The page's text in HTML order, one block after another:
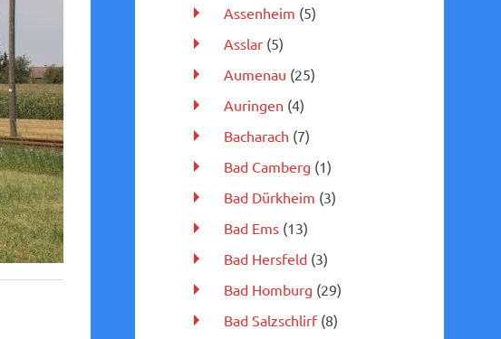
Assenheim (5)
Asslar(5)
Aumenau (25)
Auringen (4)
Bacharach (7)
Bad Camberg (1)
Bad Dürkheim (3)
Bad Ems(13)
Bad Hersfeld(3)
Bad Homburg (29)
Bad Salzschlirf(8)